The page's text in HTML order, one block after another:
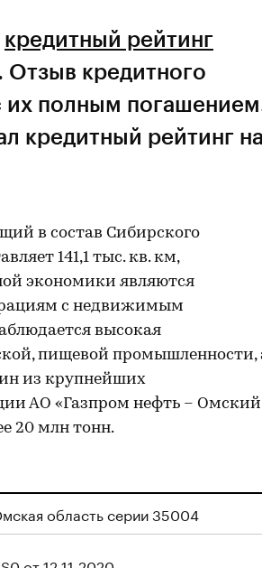
кредитный рейтинг
кредитного
их полным
кредитный рейтинг
в состав Сибирского
141,1 тыс. кв. км,
экономики являются
с недвижимым
высокая
пищевой промышленности,
из крупнейших
АО «Газпром нефть – Омский
20 млн тонн.
область серии 35004